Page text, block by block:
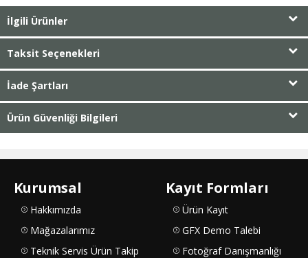
İlgili Ürünler
Taksit Seçenekleri
İade Şartları
Ürün Güvenliği Bilgileri
Kurumsal
Hakkımızda
Mağazalarımız
Teknik Servis Ürün Takip
Kayıt Formları
Ürün Kayıt
GFX Demo Talebi
Fotoğraf Danışmanlığı